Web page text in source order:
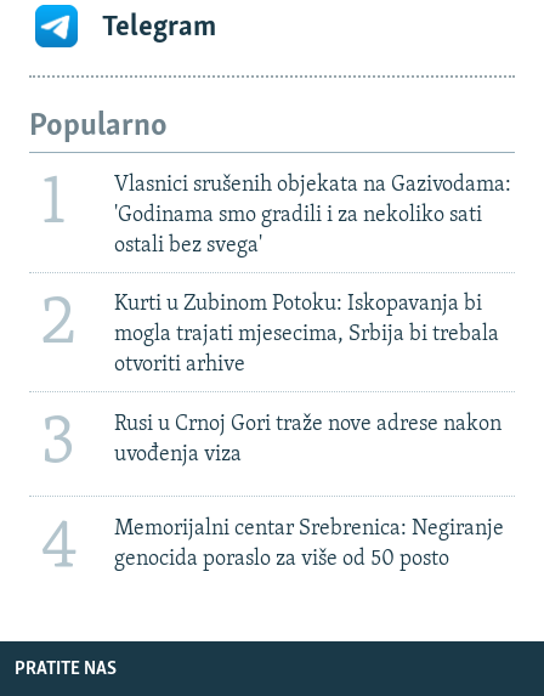
Telegram
Popularno
1
Vlasnici srušenih objekata na Gazivodama:
'Godinama smo gradili i za nekoliko sati
ostali bez svega'
2
Kurti u Zubinom Potoku: Iskopavanja bi
mogla trajati mjesecima, Srbija bi trebala
otvoriti arhive
3
Rusi u Crnoj Gori traže nove adrese nakon
uvođenja viza
4
Memorijalni centar Srebrenica: Negiranje
genocida poraslo za više od 50 posto
PRATITE NAS